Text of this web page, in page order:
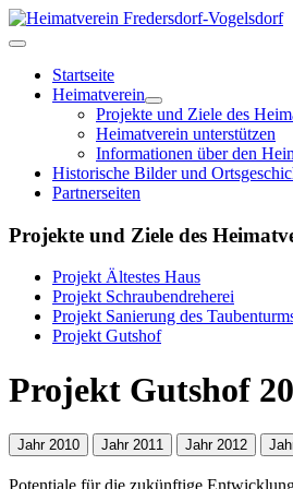
Startseite
Heimatverein
Projekte und Ziele des
Heimatverein unterstützen
Informationen über den
Historische Bilder und
Partnerseiten
Projekte und Ziele des
Projekt Ältestes Haus
Projekt Schraubendreherei
Projekt Sanierung des
Projekt Gutshof
Projekt Gutshof
Jahr 2010 Jahr 2011 Jahr 2012